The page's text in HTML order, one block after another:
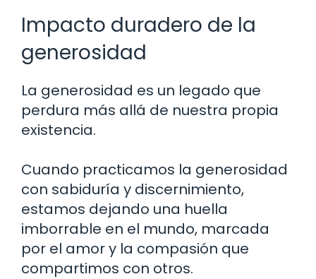
Impacto duradero de la
generosidad
La generosidad es un legado que
perdura más allá de nuestra propia
existencia.
Cuando practicamos la generosidad
con sabiduría y discernimiento,
estamos dejando una huella
imborrable en el mundo, marcada
por el amor y la compasión que
compartimos con otros.